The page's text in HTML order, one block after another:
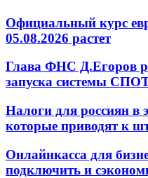
Официальный курс
05.08.2026 растет
Глава ФНС Д.Егоров
запуска системы
Налоги для россиян в
которые приводят к
Онлайнкасса для
подключить и